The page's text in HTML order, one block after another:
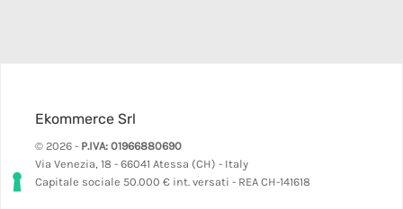
Ekommerce Srl
© 2026 - P.IVA: 01966880690
Via Venezia, 18 - 66041 Atessa (CH) - Italy
Capitale sociale 50.000 € int. versati - REA CH-141618